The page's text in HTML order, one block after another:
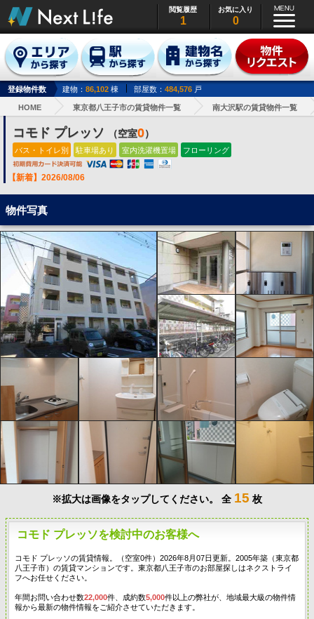
閲覧履歴
1
お気に入り
0
登録物件数 建物： 86,102 棟 部屋数： 484,576 戸
HOME 東京都八王子市の賃貸物件一覧 南大沢駅の賃貸物件一覧
コモド プレッソ （空室0）
バス・トイレ別 駐車場あり 室内洗濯機置場 フローリング
【新着】2026/08/06
物件写真
※拡大は画像をタップしてください。 全 15 枚
コモド プレッソを検討中のお客様へ
コモド プレッソの賃貸情報。（空室0件）2026年8月07日更新。2005年築（東京都
八王子市）の賃貸マンションです。東京都八王子市のお部屋探しはネクストライ
フへお任せください。
年間お問い合わせ数22,000件、成約数5,000件以上の弊社が、地域最大級の物件情
報から最新の物件情報をご紹介させていただきます。